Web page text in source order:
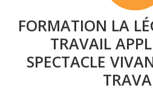
FORMATION LA
TRAVAIL
SPECTACLE